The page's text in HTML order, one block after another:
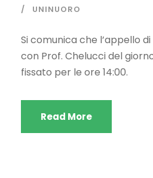
UNINUORO
Si comunica che l’appello
con Prof. Chelucci del
fissato per le ore 14:00.
Read More